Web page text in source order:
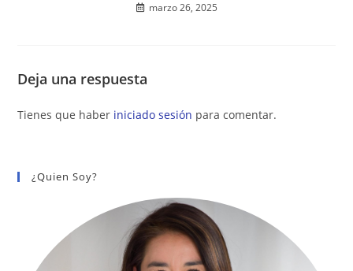
marzo 26, 2025
Deja una respuesta
Tienes que haber iniciado sesión para comentar.
¿Quien Soy?